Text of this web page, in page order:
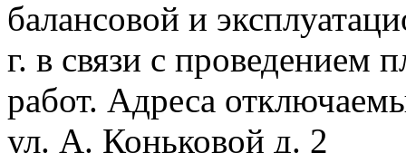
балансовой и
г. в связи с проведением
работ. Адреса
ул. А. Коньковой д. 2